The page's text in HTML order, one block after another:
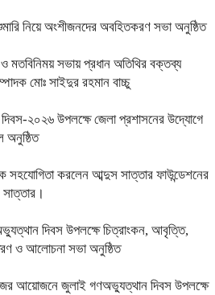
নিয়ে অংশীজনদের অবহিতকরণ সভা অনুষ্ঠিত
মতবিনিময় সভায় প্রধান অতিথির বক্তব্য
মোঃ সাইদুর রহমান বাচ্চু
২০২৬ উপলক্ষে জেলা প্রশাসনের উদ্যোগে
অনুষ্ঠিত
সহযোগিতা করলেন আব্দুস সাত্তার ফাউন্ডেশনের
সাত্তার।
দিবস উপলক্ষে চিত্রাংকন, আবৃত্তি,
ও আলোচনা সভা অনুষ্ঠিত
আয়োজনে জুলাই গণঅভ্যুত্থান দিবস উপলক্ষে